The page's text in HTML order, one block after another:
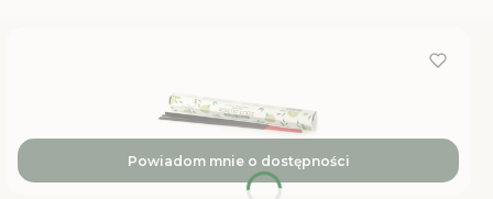
Powiadom mnie o dostępności